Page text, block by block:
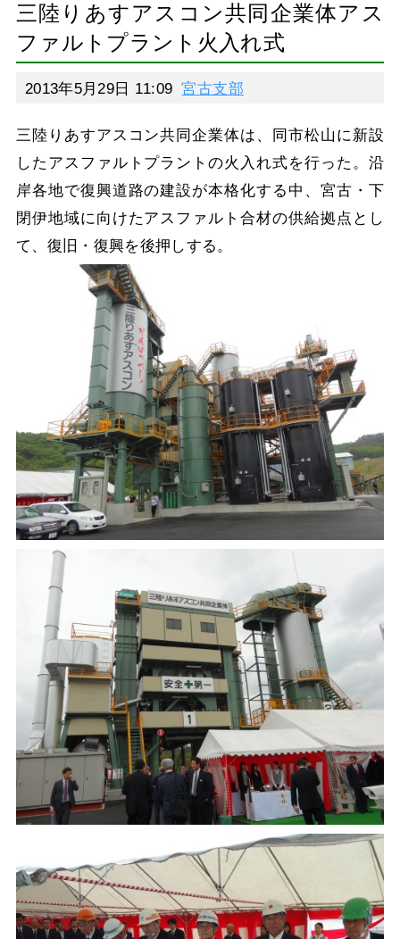
三陸りあすアスコン共同企業体アス
ファルトプラント火入れ式
2013年5月29日 11:09 宮古支部
三陸りあすアスコン共同企業体は、同市松山に新設
したアスファルトプラントの火入れ式を行った。沿
岸各地で復興道路の建設が本格化する中、宮古・下
閉伊地域に向けたアスファルト合材の供給拠点とし
て、復旧・復興を後押しする。